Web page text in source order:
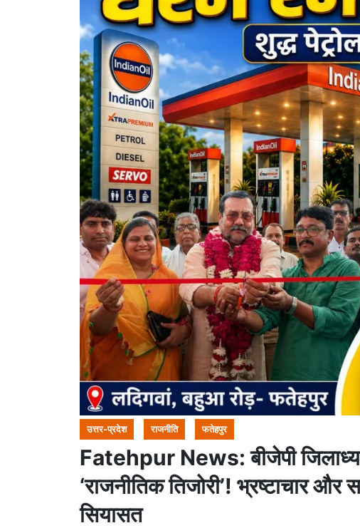
उत्तर-प्रदेश राजनीति फतेहपुर
Fatehpur News: बीजेपी
‘राजनीतिक तिजोरी’! भ्रष्टाचार
सियासत